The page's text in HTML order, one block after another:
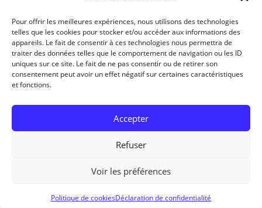
Pour offrir les meilleures expériences, nous utilisons des technologies
telles que les cookies pour stocker et/ou accéder aux informations des
appareils. Le fait de consentir à ces technologies nous permettra de
traiter des données telles que le comportement de navigation ou les ID
uniques sur ce site. Le fait de ne pas consentir ou de retirer son
consentement peut avoir un effet négatif sur certaines caractéristiques
et fonctions.
Accepter
Refuser
Voir les préférences
Politique de cookiesDéclaration de confidentialité
Par courrier :
Village Actif, 30460 Soudorgues
Par téléphone :
04.66.85.44.59
Par E-mail :
contact@biotopedesmontagnes.fr
Copyright © 2026 - Biotope des Montagnes - Concocté avec